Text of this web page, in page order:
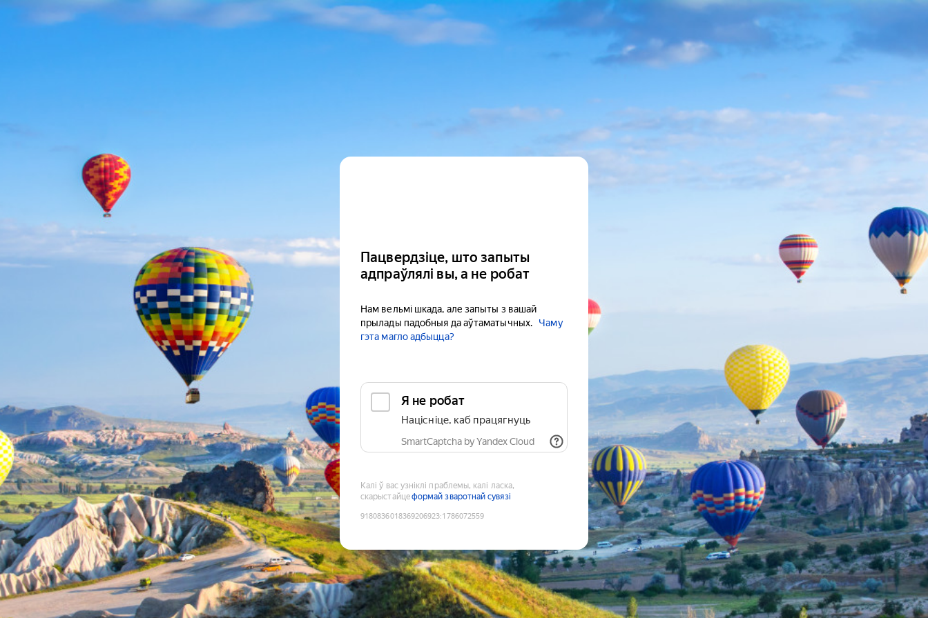
Пацвердзіце, што запыты
адпраўлялі вы, а не робат
Нам вельмі шкада, але запыты з вашай
прылады падобныя да аўтаматычных.
Чаму
гэта магло адбыцца?
Я не робат
Націсніце, каб працягнуць
SmartCaptcha by Yandex Cloud
Калі ў вас узніклі праблемы, калі ласка,
скарыстайцеформай зваротнай сувязі
9180836018369206923:1786072559